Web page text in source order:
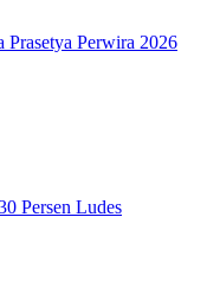
Perwira 2026
Persen Ludes